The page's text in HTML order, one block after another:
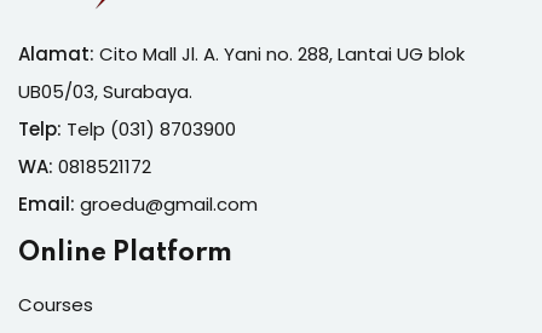
Alamat: Cito Mall Jl. A. Yani no. 288, Lantai UG blok
UB05/03, Surabaya.
Telp: Telp (031) 8703900
WA: 0818521172
Email: groedu@gmail.com
Online Platform
Courses